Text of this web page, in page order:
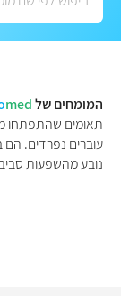
המומחים שלmed
תאומים שהתפתחו
עוברים נפרדים. הם
נובע מהשפעות